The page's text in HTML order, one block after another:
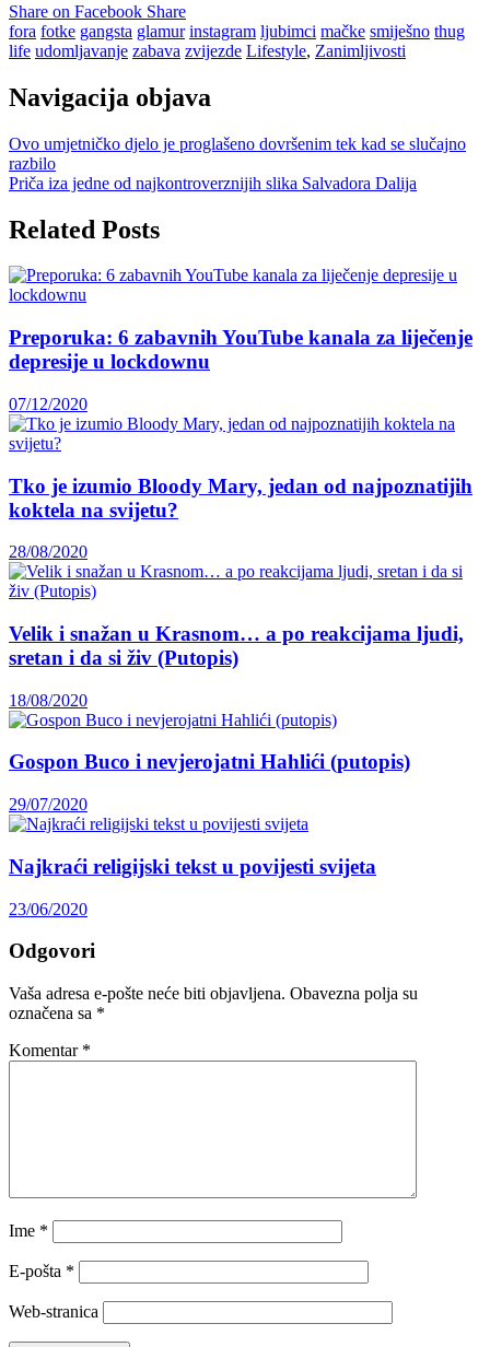
Share on Facebook Share
fora fotke gangsta glamur instagram ljubimci mačke smiješno thug
life udomljavanje zabava zvijezde Lifestyle, Zanimljivosti
Navigacija objava
Ovo umjetničko djelo je proglašeno dovršenim tek kad se slučajno
razbilo
Priča iza jedne od najkontroverznijih slika Salvadora Dalija
Related Posts
Preporuka: 6 zabavnih YouTube kanala za liječenje
depresije u lockdownu
07/12/2020
Tko je izumio Bloody Mary, jedan od najpoznatijih
koktela na svijetu?
28/08/2020
Velik i snažan u Krasnom… a po reakcijama ljudi,
sretan i da si živ (Putopis)
18/08/2020
Gospon Buco i nevjerojatni Hahlići (putopis)
29/07/2020
Najkraći religijski tekst u povijesti svijeta
23/06/2020
Odgovori
Vaša adresa e-pošte neće biti objavljena. Obavezna polja su
označena sa *
Komentar *
Ime *
E-pošta *
Web-stranica